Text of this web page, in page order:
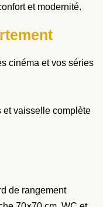
et modernité.
cinéma et vos séries
et vaisselle complète
de rangement